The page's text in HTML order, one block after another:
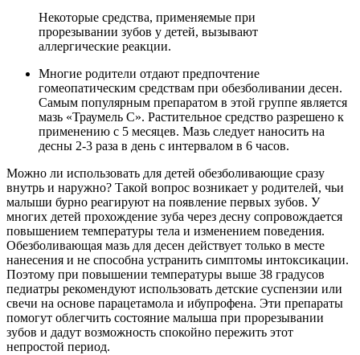
Некоторые средства, применяемые при
прорезывании зубов у детей, вызывают
аллергические реакции.
Многие родители отдают предпочтение
гомеопатическим средствам при обезболивании десен.
Самым популярным препаратом в этой группе является
мазь «Траумель С». Растительное средство разрешено к
применению с 5 месяцев. Мазь следует наносить на
десны 2-3 раза в день с интервалом в 6 часов.
Можно ли использовать для детей обезболивающие сразу
внутрь и наружно? Такой вопрос возникает у родителей, чьи
малыши бурно реагируют на появление первых зубов. У
многих детей прохождение зуба через десну сопровождается
повышением температуры тела и изменением поведения.
Обезболивающая мазь для десен действует только в месте
нанесения и не способна устранить симптомы интоксикации.
Поэтому при повышении температуры выше 38 градусов
педиатры рекомендуют использовать детские суспензии или
свечи на основе парацетамола и ибупрофена. Эти препараты
помогут облегчить состояние малыша при прорезывании
зубов и дадут возможность спокойно пережить этот
непростой период.